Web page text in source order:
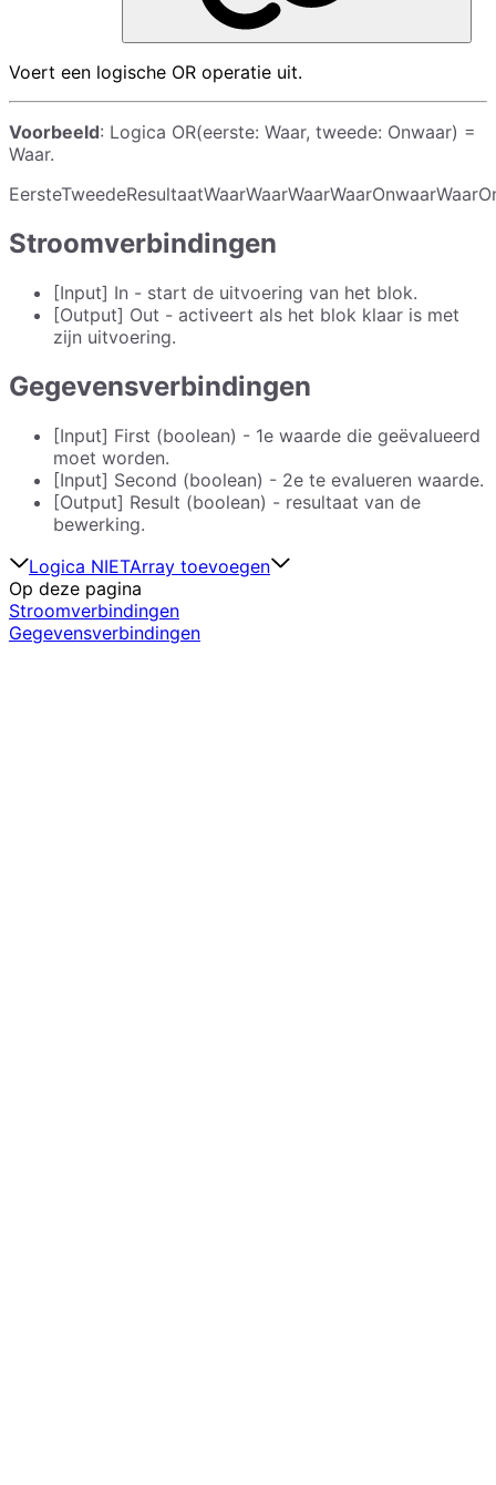
Voert een logische OR operatie uit.
Voorbeeld: Logica OR(eerste: Waar, tweede: Onwaar) =
Waar.
Stroomverbindingen
[Input] In - start de uitvoering van het blok.
[Output] Out - activeert als het blok klaar is met
zijn uitvoering.
Gegevensverbindingen
[Input] First (boolean) - 1e waarde die geëvalueerd
moet worden.
[Input] Second (boolean) - 2e te evalueren waarde.
[Output] Result (boolean) - resultaat van de
bewerking.
Logica NIETArray toevoegen
Op deze pagina
Stroomverbindingen
Gegevensverbindingen